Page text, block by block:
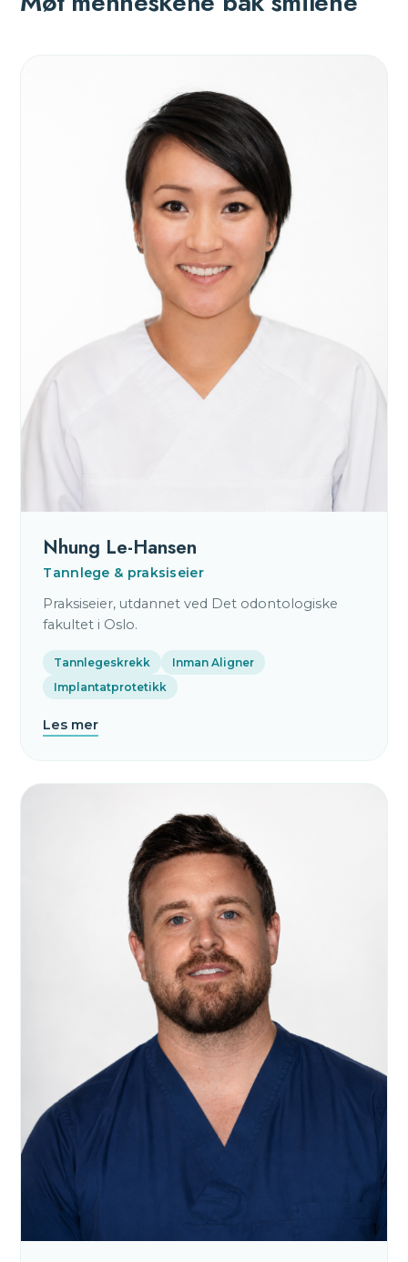
Nhung Le-Hansen
Tannlege & praksiseier
Praksiseier, utdannet ved Det odontologiske
fakultet i Oslo.
Tannlegeskrekk
Inman Aligner
Implantatprotetikk
Les mer